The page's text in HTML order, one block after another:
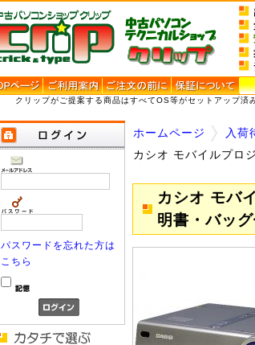
クリップがご提案する商品はすべてOS等がセットアップ
パスワードを忘れた方は
こちら
ホームページ
入荷
カシオ モバイルプロ
カシオ モバ
明書・バッグ